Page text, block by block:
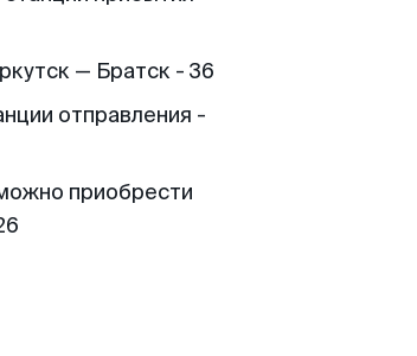
— Братск - 36
отправления -
приобрести